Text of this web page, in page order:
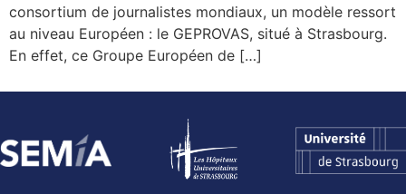
consortium de journalistes mondiaux, un modèle ressort
au niveau Européen : le GEPROVAS, situé à Strasbourg.
En effet, ce Groupe Européen de […]